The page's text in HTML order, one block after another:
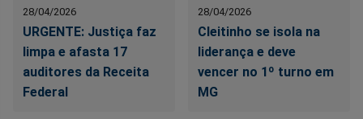
28/04/2026
URGENTE: Justiça faz
limpa e afasta 17
auditores da Receita
Federal
28/04/2026
Cleitinho se isola na
liderança e deve
vencer no 1º turno em
MG